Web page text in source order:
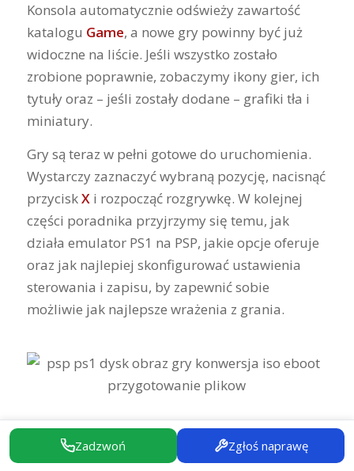
Konsola automatycznie odświeży zawartość
katalogu Game, a nowe gry powinny być już
widoczne na liście. Jeśli wszystko zostało
zrobione poprawnie, zobaczymy ikony gier, ich
tytuły oraz – jeśli zostały dodane – grafiki tła i
miniatury.
Gry są teraz w pełni gotowe do uruchomienia.
Wystarczy zaznaczyć wybraną pozycję, nacisnąć
przyciskXi rozpocząć rozgrywkę. W kolejnej
części poradnika przyjrzymy się temu, jak
działa emulator PS1 na PSP, jakie opcje oferuje
oraz jak najlepiej skonfigurować ustawienia
sterowania i zapisu, by zapewnić sobie
możliwie jak najlepsze wrażenia z grania.
URUCHAMIANIE GIER I
USTAWIENIA EMULATORA
Zadzwoń Zgłoś naprawę